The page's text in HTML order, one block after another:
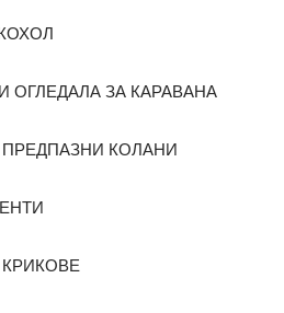
ОГЛЕДАЛА ЗА КАРАВАНА
КОЛАНИ